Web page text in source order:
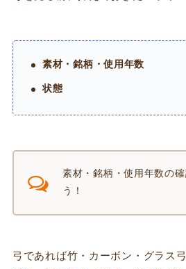
素材・銘柄・使用年数
状態
素材・銘柄・使用年数の
う！
弓であれば竹・カーボン・グラス